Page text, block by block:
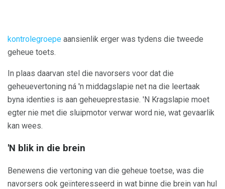
kontrolegroepe aansienlik erger was tydens die tweede
geheue toets.
In plaas daarvan stel die navorsers voor dat die
geheuevertoning ná 'n middagslapie net na die leertaak
byna identies is aan geheueprestasie. 'N Kragslapie moet
egter nie met die sluipmotor verwar word nie, wat gevaarlik
kan wees.
'N blik in die brein
Benewens die vertoning van die geheue toetse, was die
navorsers ook geïnteresseerd in wat binne die brein van hul